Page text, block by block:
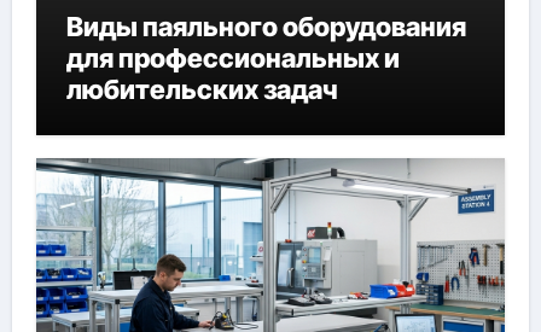
Виды паяльного оборудования
для профессиональных и
любительских задач